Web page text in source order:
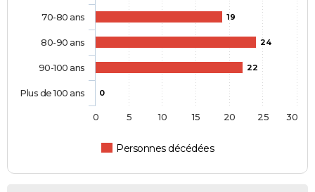
19
24
22
0
Personnes décédées
70-80 ans
80-90 ans
90-100 ans
Plus de 100 ans
0 5 10 15 20 25 30